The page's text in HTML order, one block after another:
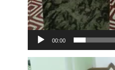
00:00